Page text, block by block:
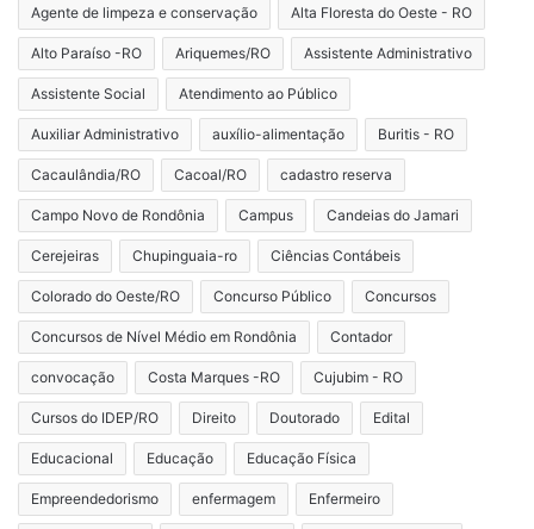
Agente de limpeza e conservação Alta Floresta do Oeste - RO
Alto Paraíso -RO Ariquemes/RO Assistente Administrativo
Assistente Social Atendimento ao Público
Auxiliar Administrativo auxílio-alimentação Buritis - RO
Cacaulândia/RO Cacoal/RO cadastro reserva
Campo Novo de Rondônia Campus Candeias do Jamari
Cerejeiras Chupinguaia-ro Ciências Contábeis
Colorado do Oeste/RO Concurso Público Concursos
Concursos de Nível Médio em Rondônia Contador
convocação Costa Marques -RO Cujubim - RO
Cursos do IDEP/RO Direito Doutorado Edital
Educacional Educação Educação Física
Empreendedorismo enfermagem Enfermeiro